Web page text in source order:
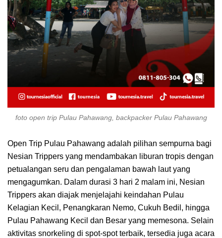
foto open trip Pulau Pahawang, backpacker Pulau Pahawang
Open Trip Pulau Pahawang adalah pilihan sempurna bagi
Nesian Trippers yang mendambakan liburan tropis dengan
petualangan seru dan pengalaman bawah laut yang
mengagumkan. Dalam durasi 3 hari 2 malam ini, Nesian
Trippers akan diajak menjelajahi keindahan Pulau
Kelagian Kecil, Penangkaran Nemo, Cukuh Bedil, hingga
Pulau Pahawang Kecil dan Besar yang memesona. Selain
aktivitas snorkeling di spot-spot terbaik, tersedia juga acara